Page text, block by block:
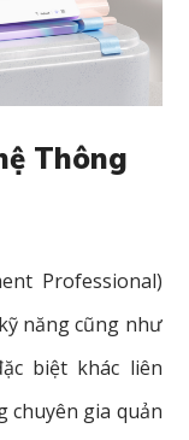
Thông
Professional)
năng cũng như
biệt khác liên
chuyên gia quản